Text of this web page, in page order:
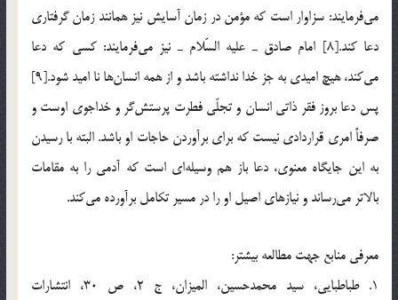
مي‌فرمايند: سزاوار است كه مؤمن در زمان آسايش نيز همانند زمان گرفتاري
دعا كند.[8] امام صادق ـ عليه السّلام ـ نيز مي‌فرمايند: كسي كه دعا
مي‌كند، هيچ اميدي به جز خدا نداشته باشد و از همه انسان‌ها نا اميد شود.[9]
پس دعا بروز فقر ذاتي انسان و تجلّي فطرت پرستش‌گر و خداجوي اوست و
صرفاً امري قراردادي نيست كه براي برآوردن حاجات او باشد. البته با رسيدن
به اين جايگاه معنوي، دعا باز هم وسيله‌اي است كه آدمي را به مقامات
بالاتر مي‌رساند و نيازهاي اصيل او را در مسير تكامل برآورده مي‌كند.
معرفي منابع جهت مطالعه بيشتر:
1. طباطبايي، سيد محمدحسين، الميزان، ج 2، ص 30، انتشارات